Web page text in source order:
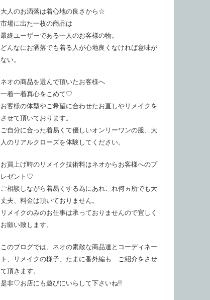
大人のお洒落は着心地の良さから☆
市場に出た一枚の商品は
最終ユーザーである一人のお客様の物。
どんなにお洒落でも着る人が心地良くなければ意味が
ない。
ネオの商品を選んで頂いたお客様へ
一着一着真心をこめて♡
お客様の体型やご希望に合わせたお直しやリメイクを
させて頂いております。
ご自分に合った着易くて優しいオンリーワンの服、大
人のリアルクローズを体験してください。
お買上げ時のリメイク技術料はネオからお客様へのプ
レゼント♡
ご相談しながら着易くする為にあれこれ何ヵ所でも大
丈夫、料金は頂いておりません。
リメイクのみのお仕事は承っておりませんので宜しく
お願い致します。
このブログでは、ネオの素敵な商品達とコーディネー
ト、リメイクの様子、たまに番外編も…ご紹介をさせ
て頂きます。
是非♡お店にも遊びにいらして下さいね!!